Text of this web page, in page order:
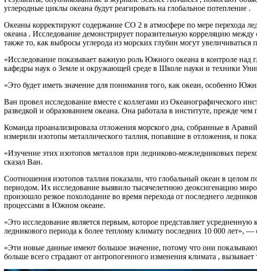
углеродные циклы океана будут реагировать на глобальное потепление .
Океаны корректируют содержание CO 2 в атмосфере по мере перехода
океана . Исследование демонстрирует поразительную корреляцию
также то, как выбросы углерода из морских глубин могут увеличиваться
«Исследование показывает важную роль Южного океана в контроле над
кафедры наук о Земле и окружающей среде в Школе науки и техники
«Это будет иметь значение для понимания того, как океан, особенно
Ван провел исследование вместе с коллегами из Океанографического
разведкой и образованием океана. Она работала в институте, прежде чем
Команда проанализировала отложения морского дна, собранные в
измерили изотопы металлического таллия, попавшие в отложения, и
«Изучение этих изотопов металлов при ледниково-межледниковых
сказал Ван.
Соотношения изотопов таллия показали, что глобальный океан в
периодом. Их исследование выявило тысячелетнюю деоксигенацию
произошло резкое похолодание во время перехода от последнего
процессами в Южном океане.
«Это исследование является первым, которое представляет
ледникового периода к более теплому климату последних 10 000 лет»,
«Эти новые данные имеют большое значение, потому что они
больше всего страдают от антропогенного изменения климата ,